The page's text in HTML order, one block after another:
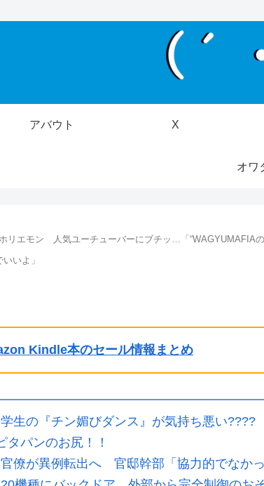
アバウト X
オワ
ホリエモン 人気ユーチューバーにブチッ…「“WAGYUMAFIAの
いよ」
Kindle本のセール情報まとめ
学生の『チン媚びダンス』が気持ち悪い????
パンのお尻！！
僚が異例転出へ 官邸幹部「協力的でなかっ